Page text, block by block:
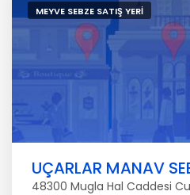
MEYVE SEBZE SATIŞ YERI
UÇARLAR MANAV
48300 Mugla Hal Caddesi